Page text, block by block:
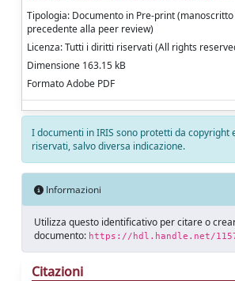
Tipologia: Documento in Pre-print
precedente alla peer review)
Licenza: Tutti i diritti riservati (All rights
Dimensione 163.15 kB
Formato Adobe PDF
I documenti in IRIS sono protetti da copyright
riservati, salvo diversa indicazione.
Informazioni
Utilizza questo identificativo per citare o
documento: https://hdl.handle.net/
Citazioni